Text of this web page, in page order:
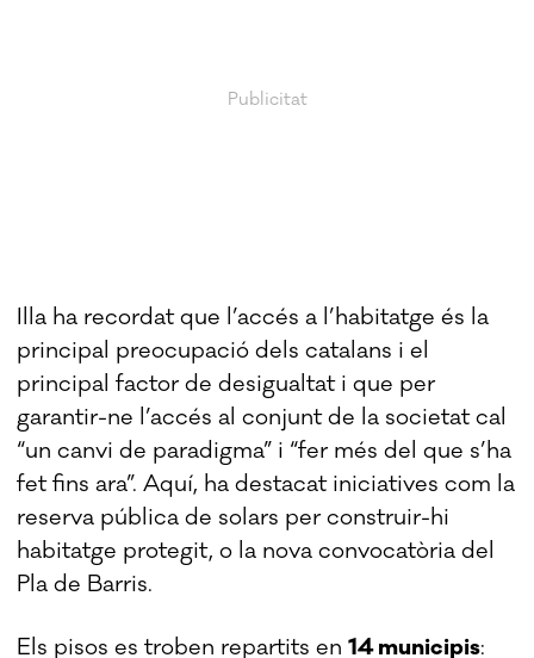
Illa ha recordat que l’accés a l’habitatge és la
principal preocupació dels catalans i el
principal factor de desigualtat i que per
garantir-ne l’accés al conjunt de la societat cal
“un canvi de paradigma” i “fer més del que s’ha
fet fins ara”. Aquí, ha destacat iniciatives com la
reserva pública de solars per construir-hi
habitatge protegit, o la nova convocatòria del
Pla de Barris.
Els pisos es troben repartits en14 municipis: